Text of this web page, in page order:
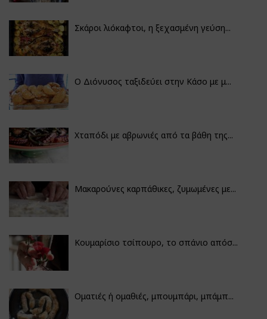
Σκάροι λιόκαφτοι, η ξεχασμένη γεύση...
Ο Διόνυσος ταξιδεύει στην Κάσο με μ...
Χταπόδι με αβρωνιές από τα βάθη της...
Μακαρούνες καρπάθικες, ζυμωμένες με...
Κουμαρίσιο τσίπουρο, το σπάνιο απόσ...
Οματιές ή ομαθιές, μπουμπάρι, μπάμπ...